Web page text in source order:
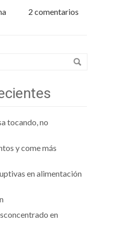
2 comentarios
tocando, no
y come más
en alimentación
en